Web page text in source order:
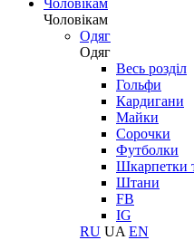
Чоловікам
Чоловікам
Одяг
Одяг
Весь розділ
Гольфи
Кардигани
Майки
Сорочки
Футболки
Шкарпетки
Штани
FB
IG
RU UA EN